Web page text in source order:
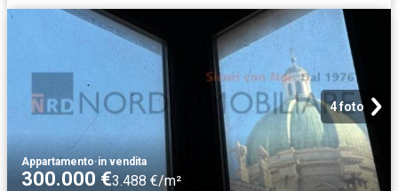
4 foto
Appartamento·in vendita
300.000 €3.488 €/m²